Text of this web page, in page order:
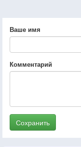
Ваше имя
Комментарий
Сохранить